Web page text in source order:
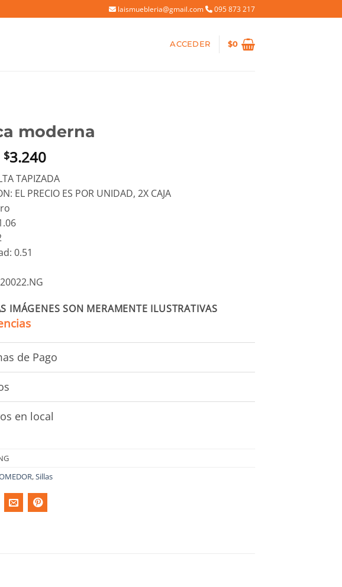
laismuebleria@gmail.com 095 873 217
ACCEDER $0
moderna
El
precio
original
era:
$3.600.
$3.240El
precio
actual
es:
TAPIZADA
EL PRECIO ES POR UNIDAD, 2X CAJA
0.51
IMÁGENES SON MERAMENTE ILUSTRATIVAS
de Pago
en local
,Sillas